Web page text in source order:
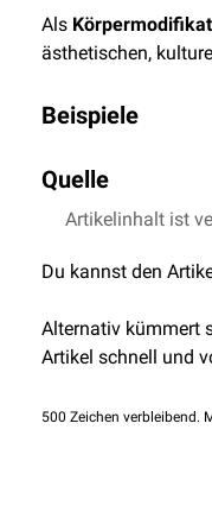
Als
ästhetischen,
Beispiele
Tätowierungen
Piercings
Skarifizierung
Zirkumzision
Weibliche
Quelle
↑ Myers, J.,
Artikelinhalt ist
Du kannst den
Alternativ kümmert
Artikel schnell und
500 Zeichen verbleibend.